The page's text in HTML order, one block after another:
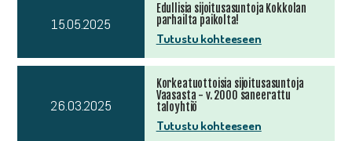
15.05.2025
Edullisia sijoitusasuntoja Kokkolan
parhailta paikolta!
Tutustu kohteeseen
26.03.2025
Korkeatuottoisia sijoitusasuntoja
Vaasasta - v. 2000 saneerattu
taloyhtiö
Tutustu kohteeseen